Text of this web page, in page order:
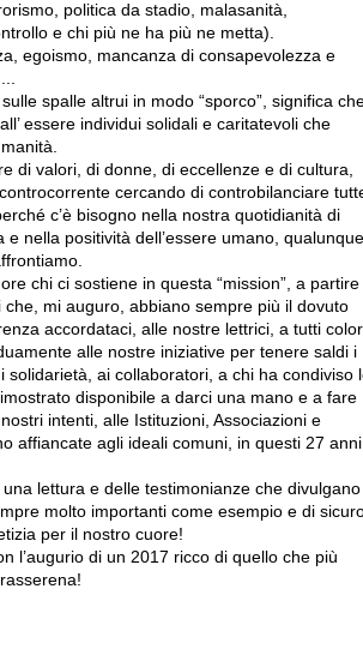
politica da stadio, malasanità,
e chi più ne ha più ne metta).
egoismo, mancanza di consapevolezza e
spalle altrui in modo “sporco”, significa
essere individui solidali e caritatevoli che
di valori, di donne, di eccellenze e di cultura,
cercando di controbilanciare
c’è bisogno nella nostra quotidianità di
e nella positività dell’essere umano, qualunque
chi ci sostiene in questa “mission”, a partire
che, mi auguro, abbiano sempre più il dovuto
accordataci, alle nostre lettrici, a tutti
alle nostre iniziative per tenere saldi i
solidarietà, ai collaboratori, a chi ha condiviso
disponibile a darci una mano e a fare
intenti, alle Istituzioni, Associazioni e
affiancate agli ideali comuni, in questi 27
lettura e delle testimonianze che divulgano
molto importanti come esempio e di
per il nostro cuore!
l’augurio di un 2017 ricco di quello che più